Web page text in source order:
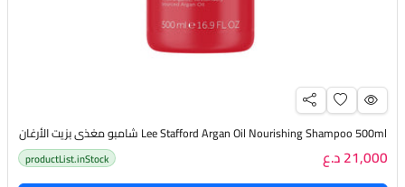
Lee Stafford Argan Oil Nourishing Shampoo 500ml شامبو مغذي بزيت الأرغان
21,000 د.ع productList.inStock